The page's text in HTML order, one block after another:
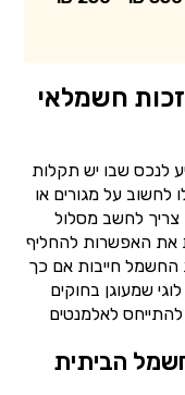
חשמלאי
לנכס שבו יש תקלות
לחשוב על מגורים או
צריך לחשב מסלול
את האפשרות להחליף
חייבות אם כך
שמעוגן בחוקים
להתייחס לאלמנטים
הביתית